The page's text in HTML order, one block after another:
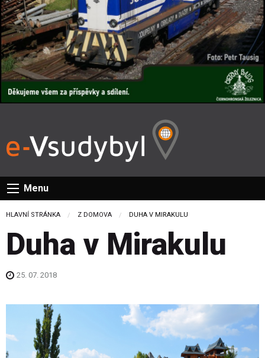
Menu
HLAVNÍ STRÁNKA Z DOMOVA CURRENT:
DUHA V MIRAKULU
Duha v Mirakulu
25. 07. 2018